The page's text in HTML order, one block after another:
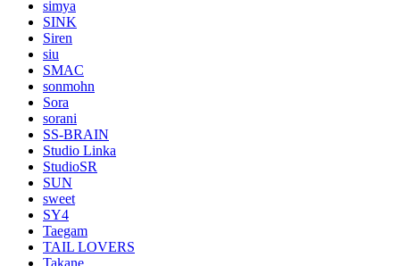
simya
SINK
Siren
siu
SMAC
sonmohn
Sora
sorani
SS-BRAIN
Studio Linka
StudioSR
SUN
sweet
SY4
Taegam
TAIL LOVERS
Takane